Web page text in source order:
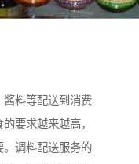
酱料等配送到消费
要求越来越高，
。调料配送服务的